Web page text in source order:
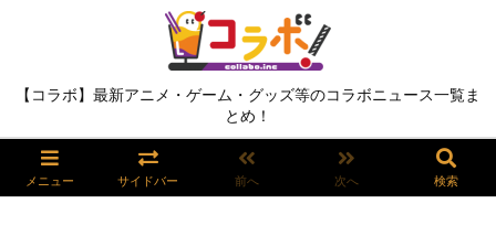
【コラボ】最新アニメ・ゲーム・グッズ等のコラボニュース一覧ま
とめ！
メニュー サイドバー 前へ 次へ 検索